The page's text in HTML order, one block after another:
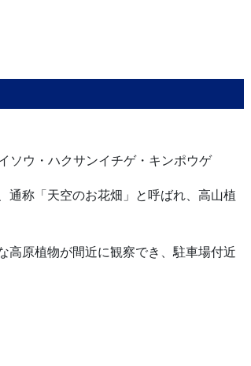
ソウ・ハクサンイチゲ・キンポウゲ
通称「天空のお花畑」と呼ばれ、高山植
高原植物が間近に観察でき、駐車場付近